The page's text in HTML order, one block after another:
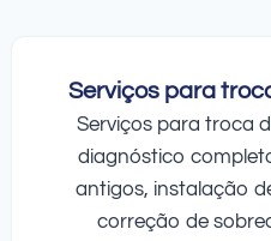
Serviços para
Serviços para troca
diagnóstico
antigos, instalação
correção de